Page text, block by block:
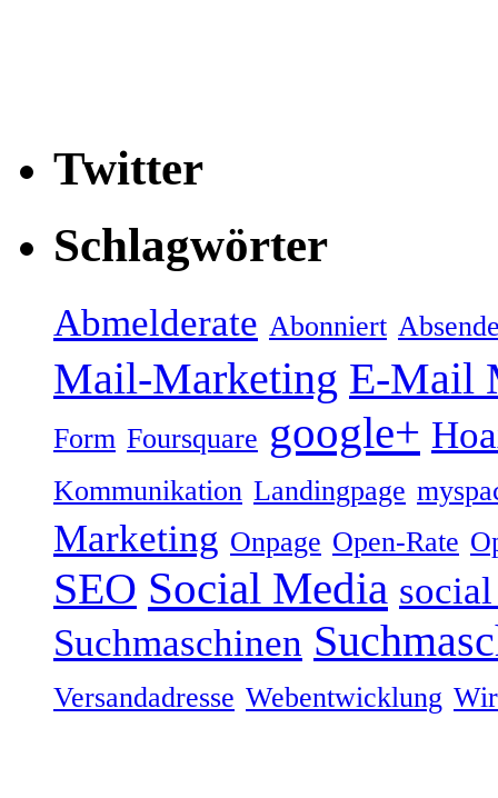
Twitter
Schlagwörter
Abmelderate Abonniert
Mail-Marketing E-Mail
Form Foursquare google+
Kommunikation Landingpage
Marketing Onpage Open-Rate
SEO Social Media
Suchmaschinen
Versandadresse Webentwicklung